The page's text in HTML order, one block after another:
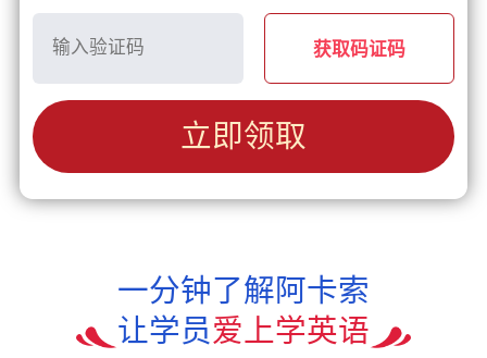
获取码证码
立即领取
一分钟了解阿卡索
让学员爱上学英语